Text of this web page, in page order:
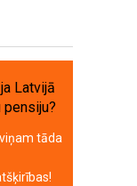
Latvijā
tāda